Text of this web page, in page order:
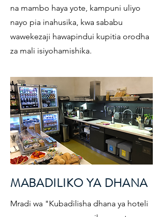
na mambo haya yote, kampuni uliyo
nayo pia inahusika, kwa sababu
wawekezaji hawapindui kupitia orodha
za mali isiyohamishika.
MABADILIKO YA DHANA
Mradi wa "Kubadilisha dhana ya hoteli